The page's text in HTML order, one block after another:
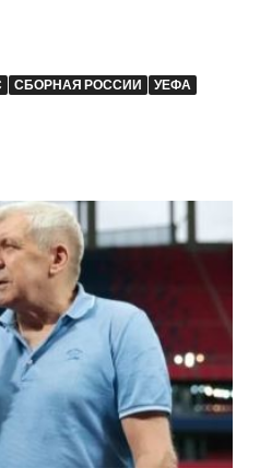
СБОРНАЯ РОССИИ УЕФА